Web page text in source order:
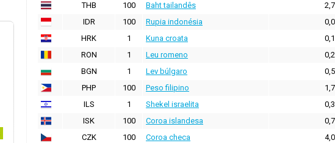
THB
100 Baht tailandês
IDR
100 Rupia indonésia
HRK
1 Kuna croata
RON
1 Leu romeno
BGN
1 Lev búlgaro
PHP
100 Peso filipino
ILS
1 Shekel israelita
ISK
100 Coroa islandesa
CZK
100 Coroa checa